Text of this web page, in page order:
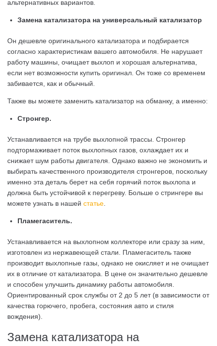
альтернативных вариантов.
Замена катализатора на универсальный катализатор
Он дешевле оригинального катализатора и подбирается
согласно характеристикам вашего автомобиля. Не нарушает
работу машины, очищает выхлоп и хорошая альтернатива,
если нет возможности купить оригинал. Он тоже со временем
забивается, как и обычный.
Также вы можете заменить катализатор на обманку, а именно:
Стронгер.
Устанавливается на трубе выхлопной трассы. Стронгер
подтормаживает поток выхлопных газов, охлаждает их и
снижает шум работы двигателя. Однако важно не экономить и
выбирать качественного производителя стронгеров, поскольку
именно эта деталь берет на себя горячий поток выхлопа и
должна быть устойчивой к перегреву. Больше о стрингере вы
можете узнать в нашей статье
Пламегаситель.
Устанавливается на выхлопном коллекторе или сразу за ним,
изготовлен из нержавеющей стали. Пламегаситель также
производит выхлопные газы, однако не окисляет и не очищает
их в отличие от катализатора. В цене он значительно дешевле
и способен улучшить динамику работы автомобиля.
Ориентированный срок службы от 2 до 5 лет (в зависимости от
качества горючего, пробега, состояния авто и стиля
вождения).
Замена катализатора на